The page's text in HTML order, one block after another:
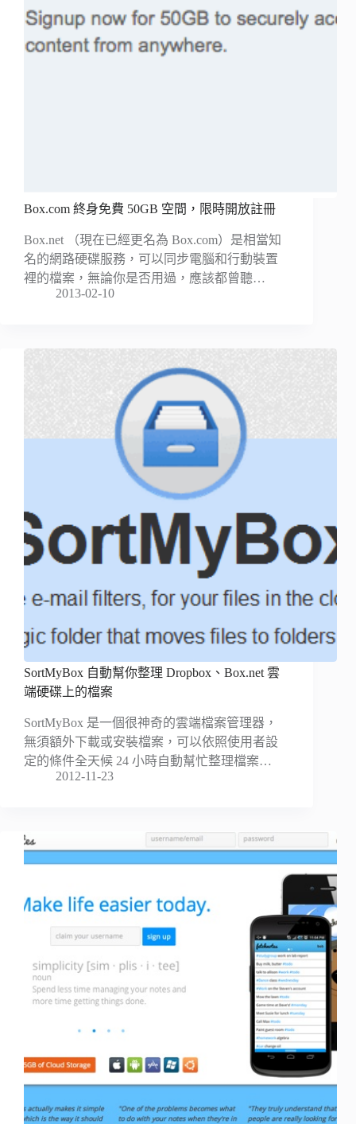
Box.com 終身免費 50GB 空間，限時開放註冊
Box.net （現在已經更名為 Box.com）是相當知
名的網路硬碟服務，可以同步電腦和行動裝置
裡的檔案，無論你是否用過，應該都曾聽…
2013-02-10
SortMyBox 自動幫你整理 Dropbox、Box.net 雲
端硬碟上的檔案
SortMyBox 是一個很神奇的雲端檔案管理器，
無須額外下載或安裝檔案，可以依照使用者設
定的條件全天候 24 小時自動幫忙整理檔案…
2012-11-23